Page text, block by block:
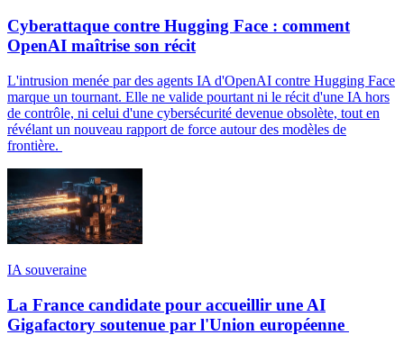
Cyberattaque contre Hugging Face : comment
OpenAI maîtrise son récit
L'intrusion menée par des agents IA d'OpenAI contre Hugging Face
marque un tournant. Elle ne valide pourtant ni le récit d'une IA hors
de contrôle, ni celui d'une cybersécurité devenue obsolète, tout en
révélant un nouveau rapport de force autour des modèles de
frontière.
IA souveraine
La France candidate pour accueillir une AI
Gigafactory soutenue par l'Union européenne